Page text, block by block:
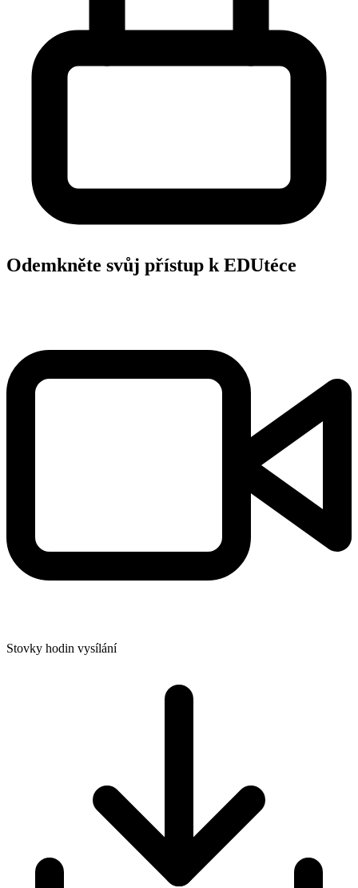
Odemkněte svůj přístup k EDUtéce
Stovky hodin vysílání